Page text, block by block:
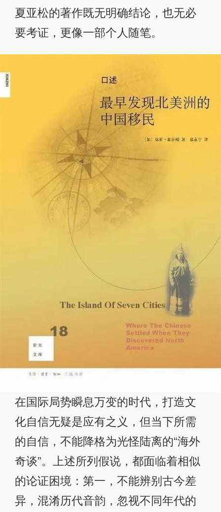
夏亚松的著作既无明确结论，也无必
要考证，更像一部个人随笔。
在国际局势瞬息万变的时代，打造文
化自信无疑是应有之义，但当下所需
的自信，不能降格为光怪陆离的“海外
奇谈”。上述所列假说，都面临着相似
的论证困境：第一，不能辨别古今差
异，混淆历代音韵，忽视不同年代的